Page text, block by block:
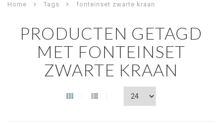
Home Tags fonteinset zwarte kraan
PRODUCTEN GETAGD
MET FONTEINSET
ZWARTE KRAAN